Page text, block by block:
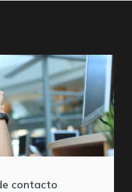
contacto